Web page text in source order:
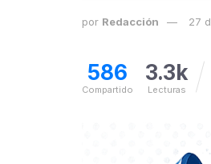
por Redacción 27
586
Compartido
3.3k
Lecturas